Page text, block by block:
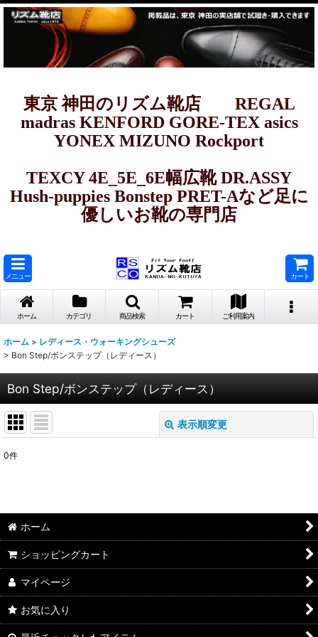
東京 神田のリズム靴店 REGAL
madras KENFORD GORE-TEX asics
YONEX MIZUNO Rockport
TEXCY 4E_5E_6E幅広靴 DR.ASSY
Hush-puppies Bonstep PRET-Aなど足に
優しいお靴の専門店
メニュー カート
ホーム カテゴリ 商品検索 カート ご利用案内
ホーム > レディース・ウォーキングシューズ
> Bon Step/ボンステップ（レディース）
Bon Step/ボンステップ（レディース）
表示順変更
絞り込む
0件
ホーム
ショッピングカート
マイページ
お気に入り